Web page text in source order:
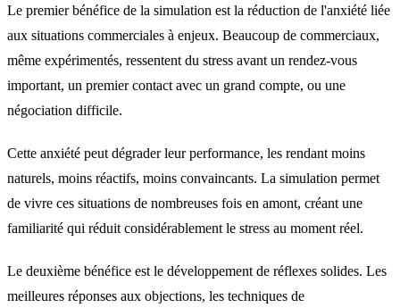
Le premier bénéfice de la simulation est la réduction de l'anxiété liée
aux situations commerciales à enjeux. Beaucoup de commerciaux,
même expérimentés, ressentent du stress avant un rendez-vous
important, un premier contact avec un grand compte, ou une
négociation difficile.
Cette anxiété peut dégrader leur performance, les rendant moins
naturels, moins réactifs, moins convaincants. La simulation permet
de vivre ces situations de nombreuses fois en amont, créant une
familiarité qui réduit considérablement le stress au moment réel.
Le deuxième bénéfice est le développement de réflexes solides. Les
meilleures réponses aux objections, les techniques de